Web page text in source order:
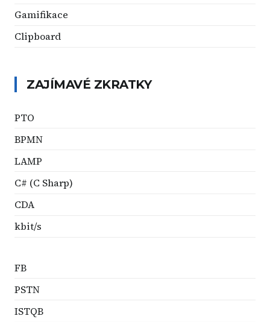
Gamifikace
Clipboard
ZAJÍMAVÉ ZKRATKY
PTO
BPMN
LAMP
C# (C Sharp)
CDA
kbit/s
FB
PSTN
ISTQB